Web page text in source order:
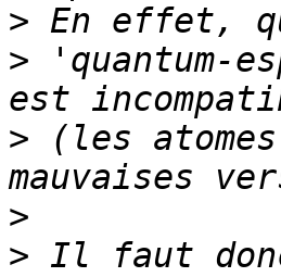
>
> 'quantum-
> (les
>
> Il faut